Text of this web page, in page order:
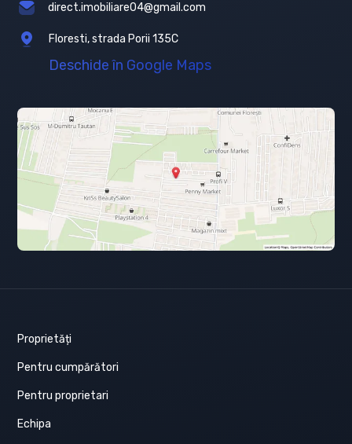
direct.imobiliare04@gmail.com
Floresti, strada Porii 135C
Deschide în Google Maps
Proprietăți
Pentru cumpărători
Pentru proprietari
Echipa